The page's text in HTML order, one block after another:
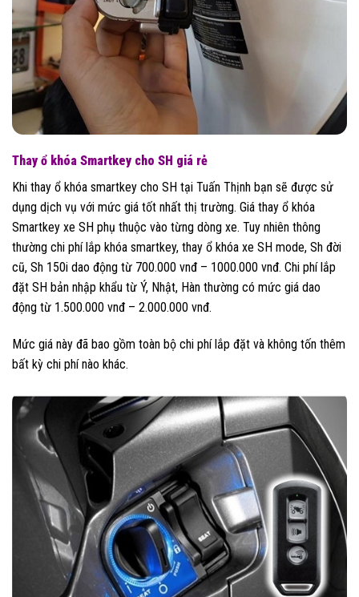
Thay ổ khóa Smartkey cho SH giá rẻ
Khi thay ổ khóa smartkey cho SH tại Tuấn Thịnh bạn sẽ được sử
dụng dịch vụ với mức giá tốt nhất thị trường. Giá thay ổ khóa
Smartkey xe SH phụ thuộc vào từng dòng xe. Tuy nhiên thông
thường chi phí lắp khóa smartkey, thay ổ khóa xe SH mode, Sh đời
cũ, Sh 150i dao động từ 700.000 vnđ – 1000.000 vnđ. Chi phí lắp
đặt SH bản nhập khẩu từ Ý, Nhật, Hàn thường có mức giá dao
động từ 1.500.000 vnđ – 2.000.000 vnđ.
Mức giá này đã bao gồm toàn bộ chi phí lắp đặt và không tốn thêm
bất kỳ chi phí nào khác.